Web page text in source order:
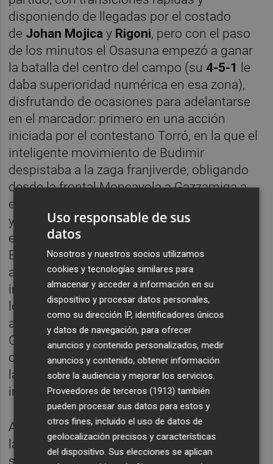
disponiendo de llegadas por el costado
de Johan Mojica y Rigoni, pero con el paso
de los minutos el Osasuna empezó a ganar
la batalla del centro del campo (su 4-5-1
le
daba superioridad numérica en esa zona),
disfrutando de ocasiones para adelantarse
en el marcador: primero en una acción
iniciada por el contestano Torró, en la que el
inteligente movimiento de Budimir
despistaba a la zaga franjiverde, obligando
desde la frontal Moncayola a Gazzamiga a
emplearse a fondo para evitar el tanto rojillo
y después, a la salida de un saque de
esquina botado en corto, cuando era Kike
Barja el que ponía en apuros al meta
argentino del Elche. Fruto de esa mayor
insistencia, en el minuto 37 el Osasuna
lograba romper el empate, con una buena
acción en la banda izquierda de Rubén
García conManu Sánchezy que Kike Barja
cerraba alojando el esférico en el interior de
la meta del Elche, con un disparo con el
interior de su pie izquierdo.
Aunque a continuación, con un disparo al
lateral de la red de Boyé y una falta casi
sobre la línea frontal del área de Sergio
Uso responsable de sus
datos
Nosotros y nuestros socios utilizamos
cookies y tecnologías similares para
almacenar y acceder a información en su
dispositivo y procesar datos personales,
como su dirección IP, identificadores únicos
y datos de navegación, para ofrecer
anuncios y contenido personalizados, medir
anuncios y contenido, obtener información
sobre la audiencia y mejorar los servicios.
Proveedores de terceros (1913) también
pueden procesar sus datos para estos y
otros fines, incluido el uso de datos de
geolocalización precisos y características
del dispositivo. Sus elecciones se aplican